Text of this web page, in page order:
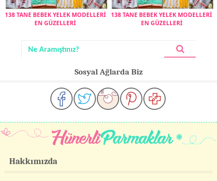
138 TANE BEBEK YELEK MODELLERİ
EN GÜZELLERİ
138 TANE BEBEK YELEK MODELLERİ
EN GÜZELLERİ
Sosyal Ağlarda Biz
Hakkımızda